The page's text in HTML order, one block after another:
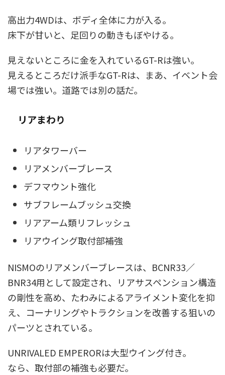
高出力4WDは、ボディ全体に力が入る。
床下が甘いと、足回りの動きもぼやける。
見えないところに金を入れているGT-Rは強い。
見えるところだけ派手なGT-Rは、まあ、イベント会
場では強い。道路では別の話だ。
リアまわり
リアタワーバー
リアメンバーブレース
デフマウント強化
サブフレームブッシュ交換
リアアーム類リフレッシュ
リアウイング取付部補強
NISMOのリアメンバーブレースは、BCNR33／
BNR34用として設定され、リアサスペンション構造
の剛性を高め、たわみによるアライメント変化を抑
え、コーナリングやトラクションを改善する狙いの
パーツとされている。
UNRIVALED EMPERORは大型ウイング付き。
なら、取付部の補強も必要だ。